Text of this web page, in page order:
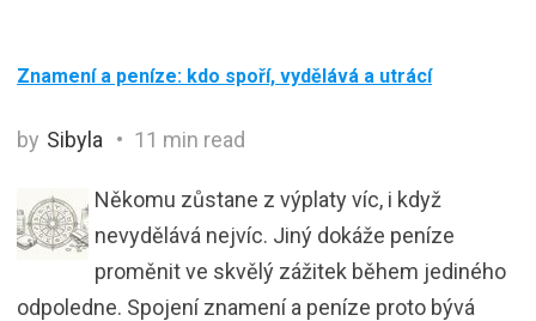
Znamení a peníze: kdo spoří, vydělává a utrácí
by Sibyla 11 min read
Někomu zůstane z výplaty víc, i když
nevydělává nejvíc. Jiný dokáže peníze
proměnit ve skvělý zážitek během jediného
odpoledne. Spojení znamení a peníze proto bývá